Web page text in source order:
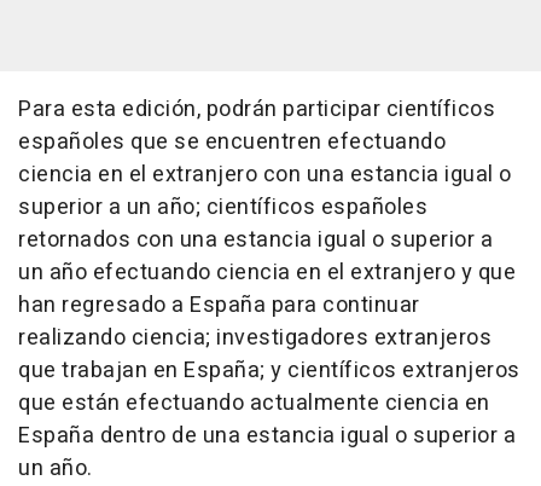
Para esta edición, podrán participar científicos
españoles que se encuentren efectuando
ciencia en el extranjero con una estancia igual o
superior a un año; científicos españoles
retornados con una estancia igual o superior a
un año efectuando ciencia en el extranjero y que
han regresado a España para continuar
realizando ciencia; investigadores extranjeros
que trabajan en España; y científicos extranjeros
que están efectuando actualmente ciencia en
España dentro de una estancia igual o superior a
un año.